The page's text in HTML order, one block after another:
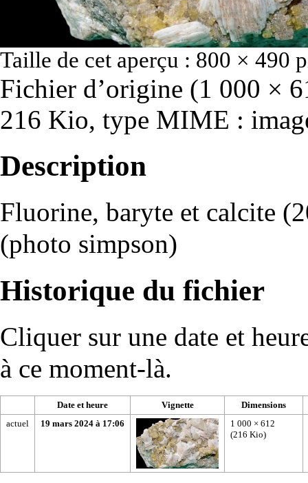
Taille de cet aperçu : 800 × 490
Fichier d’origine (1 000 ×
216 Kio, type MIME :
Description
Fluorine, baryte et calcite
(photo simpson)
Historique du fichier
Cliquer sur une date et
à ce moment-là.
Date et heure Vignette
Dimensions
actuel
19 mars 2024 à 17:06
1 000 × 612
(216 Kio)